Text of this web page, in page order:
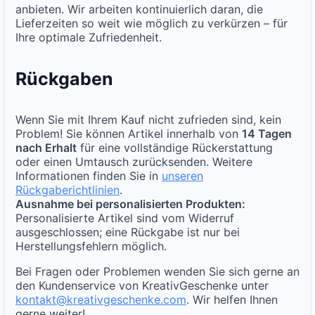
anbieten. Wir arbeiten kontinuierlich daran, die
Lieferzeiten so weit wie möglich zu verkürzen – für
Ihre optimale Zufriedenheit.
Rückgaben
Wenn Sie mit Ihrem Kauf nicht zufrieden sind, kein
Problem! Sie können Artikel innerhalb von 14 Tagen
nach Erhalt für eine vollständige Rückerstattung
oder einen Umtausch zurücksenden. Weitere
Informationen finden Sie in unseren
Rückgaberichtlinien.
Ausnahme bei personalisierten Produkten:
Personalisierte Artikel sind vom Widerruf
ausgeschlossen; eine Rückgabe ist nur bei
Herstellungsfehlern möglich.
Bei Fragen oder Problemen wenden Sie sich gerne an
den Kundenservice von KreativGeschenke unter
kontakt@kreativgeschenke.com. Wir helfen Ihnen